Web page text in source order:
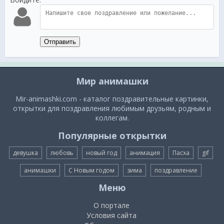
Отправить
Мир анимашки
Mir-animashki.com - каталог поздравительные картинки,
открытки для поздравления любимым друзьям, родным и
коллегам.
Популярные открытки
девушка любовь новый год анимация Пасха gif
анимашки С Новым годом зима поздравление
Меню
О портале
Условия сайта